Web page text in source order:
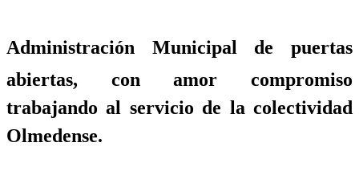
Administración Municipal de puertas
abiertas, con amor compromiso
trabajando al servicio de la colectividad
Olmedense.